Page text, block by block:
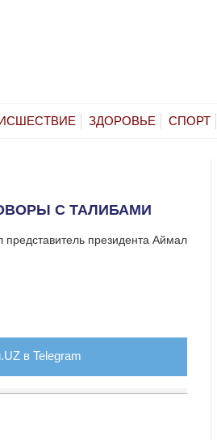
ЗДОРОВЬЕ СПОРТ
С ТАЛИБАМИ
президента Аймал
в Telegram